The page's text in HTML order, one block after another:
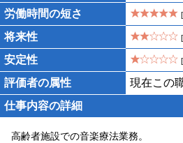
労働時間の短さ
将来性
安定性
評価者の属性
現在この
仕事内容の詳細
高齢者施設での音楽療法業務。